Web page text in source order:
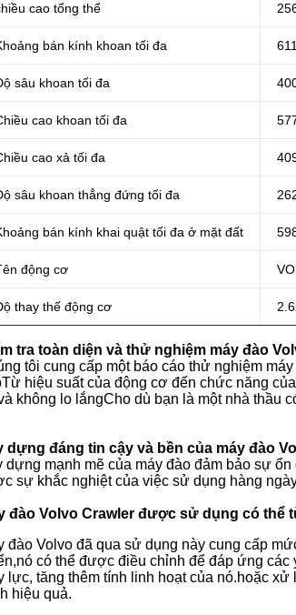
cao tổng thể
bán kính khoan tối đa
sâu khoan tối đa
cao khoan tối đa
cao xả tối đa
sâu khoan thẳng đứng tối đa
bán kính khai quật tối đa ở mặt đất
động cơ
thay thế động cơ
tra toàn diện và thử nghiệm máy đào
tôi cung cấp một báo cáo thử nghiệm
hiệu suất của động cơ đến chức năng
không lo lắngCho dù bạn là một nhà thầu
dựng đáng tin cậy và bền của máy đào
dựng mạnh mẽ của máy đào đảm bảo sự
sự khắc nghiệt của việc sử dụng hàng
đào Volvo Crawler được sử dụng có thể
đào Volvo đã qua sử dụng này cung cấp
có thể được điều chỉnh để đáp ứng các
lực, tăng thêm tính linh hoạt của nó.hoặc
hiệu quả.